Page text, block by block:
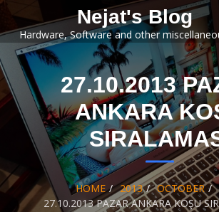
Skip to
content
Nejat's Blog
Hardware, Software and other
27.10.2013
ANKARA
HOME 2013 OCTOBER
27.10.2013 PAZAR ANKARA KOŞU